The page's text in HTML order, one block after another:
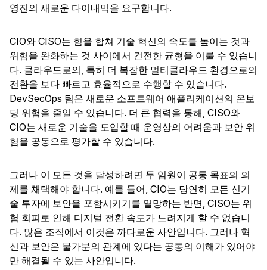
영진의 새로운 다이내믹을 요구합니다.
CIO와 CISO는 힘을 합쳐 기술 혁신의 속도를 높이는 것과
위험을 완화하는 것 사이에서 건전한 균형을 이룰 수 있습니
다. 클라우드로의, 특히 더 복잡한 멀티클라우드 환경으로의
전환을 보다 빠르고 효율적으로 수행할 수 있습니다.
DevSecOps 팀은 새로운 소프트웨어 애플리케이션의 온보
딩 위험을 줄일 수 있습니다. 더 큰 협력을 통해, CISO와
CIO는 새로운 기술을 도입할 때 운영상의 어려움과 보안 위
험을 공동으로 평가할 수 있습니다.
그러나 이 모든 것을 달성하려면 두 임원이 공통 목표의 의
제를 채택해야 합니다. 예를 들어, CIO는 당연히 모든 신기
술 투자에 보안을 포함시키기를 열망하는 반면, CISO는 위
험 회피로 인해 디지털 전환 속도가 느려지게 할 수 없습니
다. 많은 조직에서 이것은 까다로운 사안입니다. 그러나 혁
신과 보안은 불가분의 관계에 있다는 공통의 이해가 있어야
만 해결될 수 있는 사안입니다.